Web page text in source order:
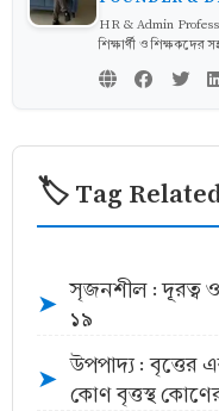
HR & Admin
শিক্ষার্থী ও
🏷️ Tag
➤
সৃজনশীল : দূরত্ব
১৯
➤
উপপাদ্য : বৃত্তের
কোণ বৃত্তস্থ কোণের